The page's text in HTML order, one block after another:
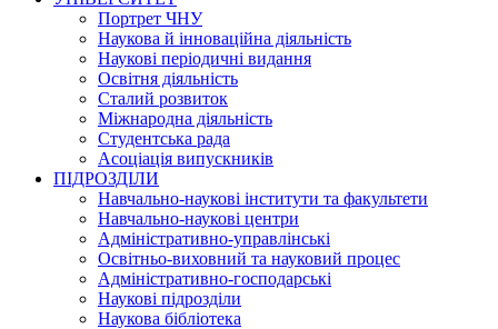
Портрет ЧНУ
Наукова й інноваційна діяльність
Наукові періодичні видання
Освітня діяльність
Сталий розвиток
Міжнародна діяльність
Студентська рада
Асоціація випускників
ПІДРОЗДІЛИ
Навчально-наукові інститути та факультети
Навчально-наукові центри
Адміністративно-управлінські
Освітньо-виховний та науковий процес
Адміністративно-господарські
Наукові підрозділи
Наукова бібліотека